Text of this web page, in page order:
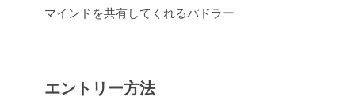
マインドを共有してくれるパドラー
エントリー方法